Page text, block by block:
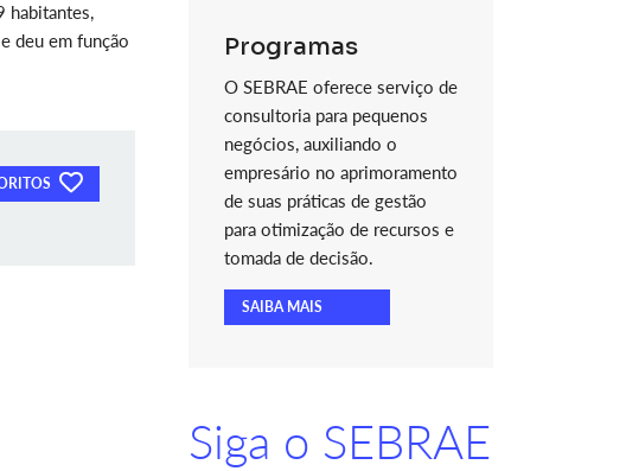
habitantes,
deu em função
Programas
O SEBRAE oferece serviço de
consultoria para pequenos
negócios, auxiliando o
empresário no aprimoramento
de suas práticas de gestão
para otimização de recursos e
tomada de decisão.
SAIBA MAIS
Siga o SEBRAE